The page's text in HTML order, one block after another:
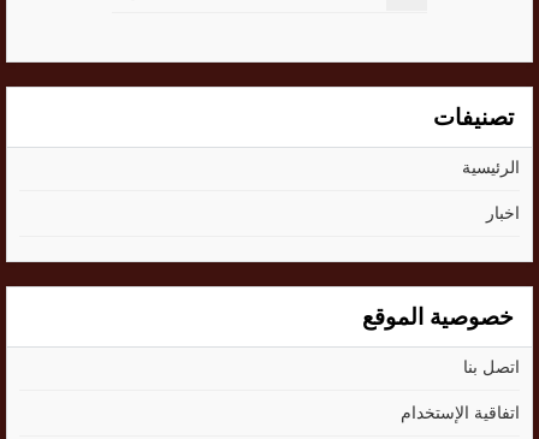
تصنيفات
الرئيسية
اخبار
خصوصية الموقع
اتصل بنا
اتفاقية الإستخدام